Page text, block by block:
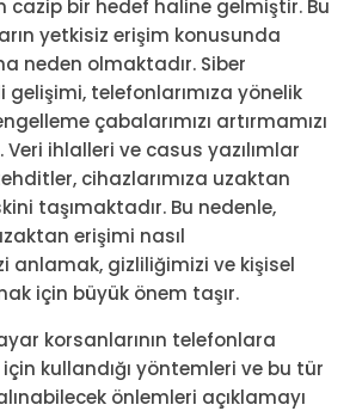
cazip bir hedef haline gelmiştir. Bu
yetkisiz erişim konusunda
neden olmaktadır. Siber
telefonlarımıza yönelik
çabalarımızı artırmamızı
ihlalleri ve casus yazılımlar
cihazlarımıza uzaktan
taşımaktadır. Bu nedenle,
erişimi nasıl
anlamak, gizliliğimizi ve kişisel
için büyük önem taşır.
korsanlarının telefonlara
kullandığı yöntemleri ve bu tür
önlemleri açıklamayı